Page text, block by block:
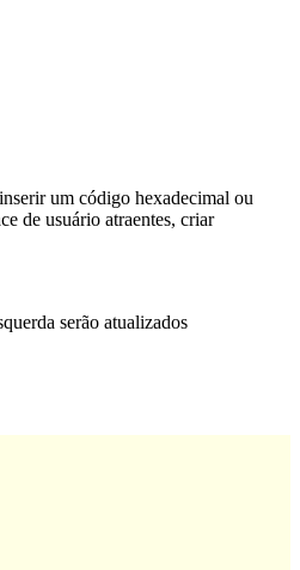
um código hexadecimal ou
de usuário atraentes, criar
serão atualizados